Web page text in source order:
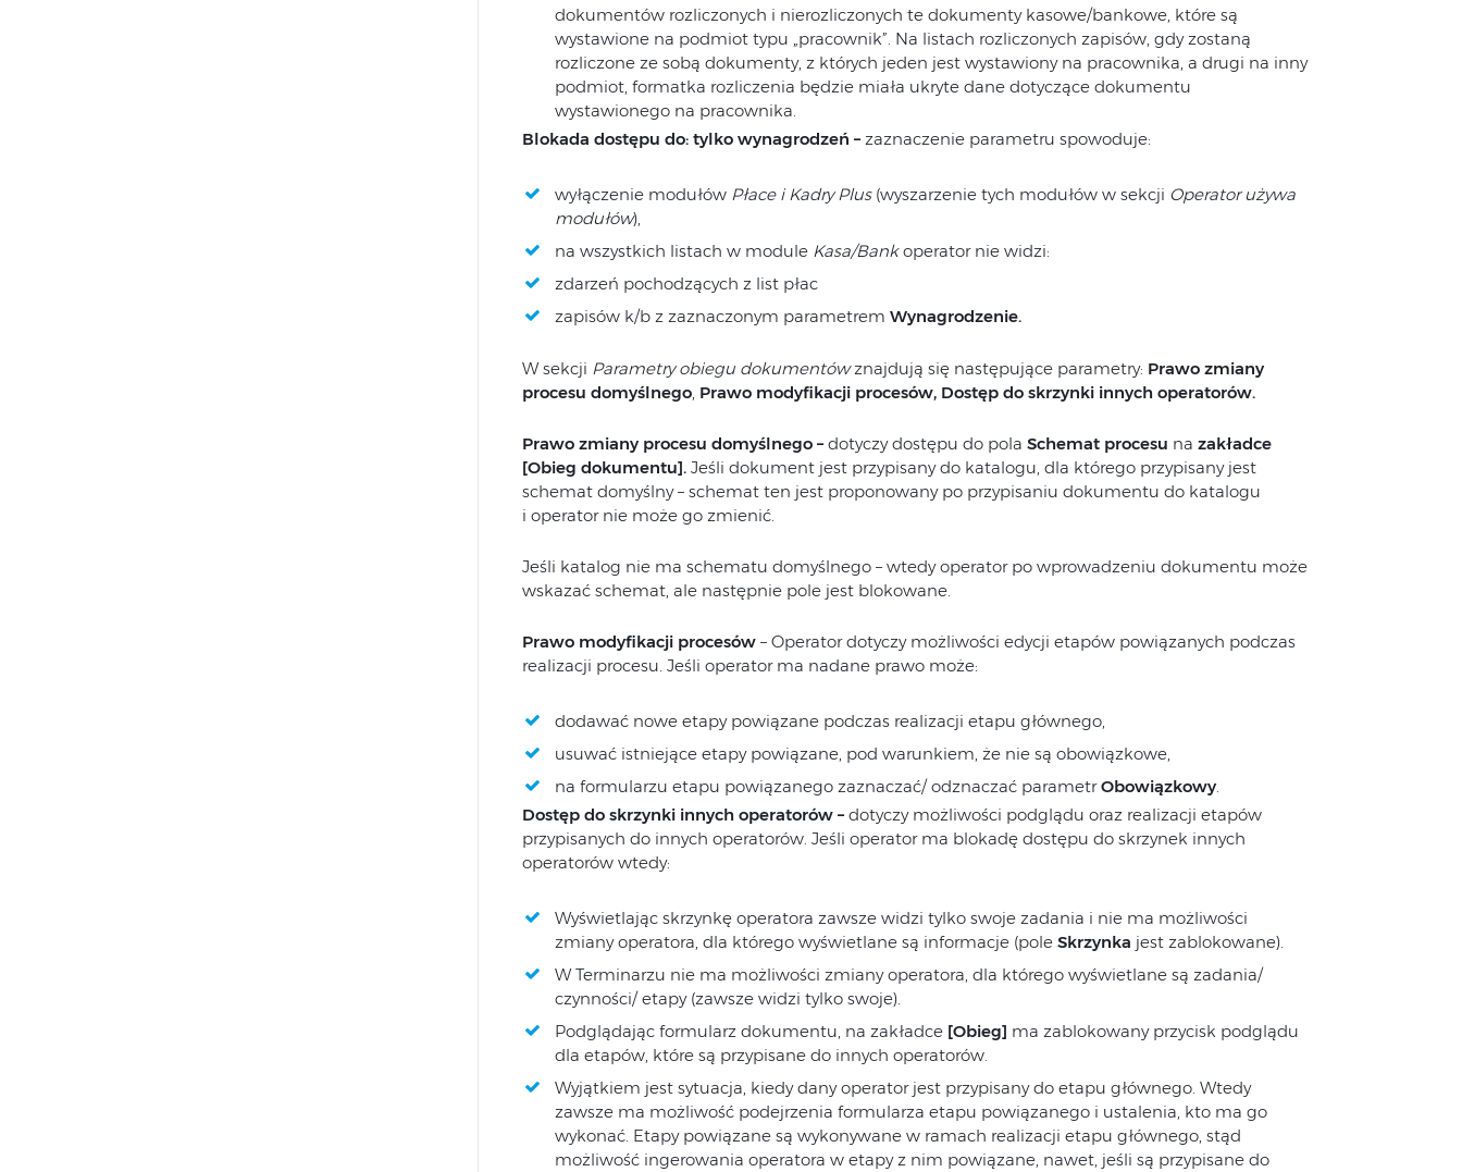
dokumentów rozliczonych i nierozliczonych te dokumenty kasowe/bankowe, które są
wystawione na podmiot typu „pracownik”. Na listach rozliczonych zapisów, gdy zostaną
rozliczone ze sobą dokumenty, z których jeden jest wystawiony na pracownika, a drugi na inny
podmiot, formatka rozliczenia będzie miała ukryte dane dotyczące dokumentu
wystawionego na pracownika.
Blokada dostępu do: tylko wynagrodzeń – zaznaczenie parametru spowoduje:
wyłączenie modułów Płace i Kadry Plus(wyszarzenie tych modułów w sekcji Operator używa
modułów),
na wszystkich listach w module Kasa/Bankoperator nie widzi:
zdarzeń pochodzących z list płac
zapisów k/b z zaznaczonym parametrem Wynagrodzenie.
W sekcji Parametry obiegu dokumentówznajdują się następujące parametry: Prawo zmiany
procesu domyślnego, Prawo modyfikacji procesów, Dostęp do skrzynki innych operatorów.
Prawo zmiany procesu domyślnego – dotyczy dostępu do pola Schemat procesu na zakładce
[Obieg dokumentu].Jeśli dokument jest przypisany do katalogu, dla którego przypisany jest
schemat domyślny – schemat ten jest proponowany po przypisaniu dokumentu do katalogu
i operator nie może go zmienić.
Jeśli katalog nie ma schematu domyślnego – wtedy operator po wprowadzeniu dokumentu może
wskazać schemat, ale następnie pole jest blokowane.
Prawo modyfikacji procesów – Operator dotyczy możliwości edycji etapów powiązanych podczas
realizacji procesu. Jeśli operator ma nadane prawo może:
dodawać nowe etapy powiązane podczas realizacji etapu głównego,
usuwać istniejące etapy powiązane, pod warunkiem, że nie są obowiązkowe,
na formularzu etapu powiązanego zaznaczać/ odznaczać parametrObowiązkowy.
Dostęp do skrzynki innych operatorów – dotyczy możliwości podglądu oraz realizacji etapów
przypisanych do innych operatorów. Jeśli operator ma blokadę dostępu do skrzynek innych
operatorów wtedy:
Wyświetlając skrzynkę operatora zawsze widzi tylko swoje zadania i nie ma możliwości
zmiany operatora, dla którego wyświetlane są informacje (pole Skrzynka jest zablokowane).
W Terminarzu nie ma możliwości zmiany operatora, dla którego wyświetlane są zadania/
czynności/ etapy (zawsze widzi tylko swoje).
Podglądając formularz dokumentu, na zakładce [Obieg] ma zablokowany przycisk podglądu
dla etapów, które są przypisane do innych operatorów.
Wyjątkiem jest sytuacja, kiedy dany operator jest przypisany do etapu głównego. Wtedy
zawsze ma możliwość podejrzenia formularza etapu powiązanego i ustalenia, kto ma go
wykonać. Etapy powiązane są wykonywane w ramach realizacji etapu głównego, stąd
możliwość ingerowania operatora w etapy z nim powiązane, nawet, jeśli są przypisane do